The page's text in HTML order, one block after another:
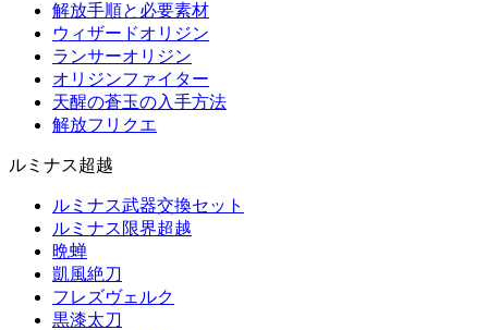
解放手順と必要素材
ウィザードオリジン
ランサーオリジン
オリジンファイター
天醒の蒼玉の入手方法
解放フリクエ
ルミナス超越
ルミナス武器交換セット
ルミナス限界超越
晩蝉
凱風絶刀
フレズヴェルク
黒漆太刀